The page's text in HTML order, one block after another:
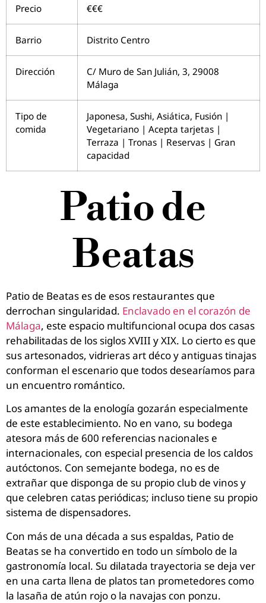
Precio €€€
Barrio Distrito Centro
Dirección
C/ Muro de San Julián, 3, 29008
Málaga
Tipo de
comida
Japonesa, Sushi, Asiática, Fusión |
Vegetariano | Acepta tarjetas |
Terraza | Tronas | Reservas | Gran
capacidad
Patio de
Beatas
Patio de Beatas es de esos restaurantes que
derrochan singularidad. Enclavado en el corazón de
Málaga, este espacio multifuncional ocupa dos casas
rehabilitadas de los siglos XVIII y XIX. Lo cierto es que
sus artesonados, vidrieras art déco y antiguas tinajas
conforman el escenario que todos desearíamos para
un encuentro romántico.
Los amantes de la enología gozarán especialmente
de este establecimiento. No en vano, su bodega
atesora más de 600 referencias nacionales e
internacionales, con especial presencia de los caldos
autóctonos. Con semejante bodega, no es de
extrañar que disponga de su propio club de vinos y
que celebren catas periódicas; incluso tiene su propio
sistema de dispensadores.
Con más de una década a sus espaldas, Patio de
Beatas se ha convertido en todo un símbolo de la
gastronomía local. Su dilatada trayectoria se deja ver
en una carta llena de platos tan prometedores como
la lasaña de atún rojo o la navajas con ponzu.